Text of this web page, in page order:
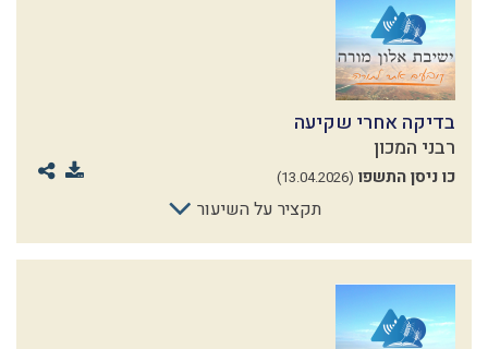
בדיקה אחרי שקיעה
רבני המכון
כו ניסן התשפו (13.04.2026)
תקציר על השיעור